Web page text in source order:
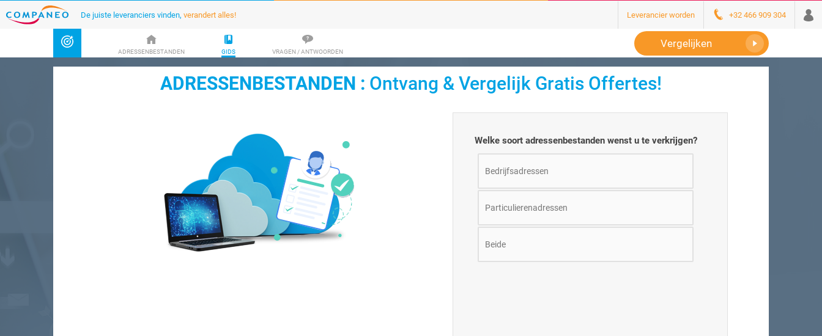
De juiste leveranciers vinden, verandert alles! Leverancier worden +32 466 909 304
ADRESSENBESTANDEN GIDS VRAGEN / ANTWOORDEN
Vergelijken
ADRESSENBESTANDEN : Ontvang & Vergelijk Gratis Offertes!
Welke soort adressenbestanden wenst u te verkrijgen?
Bedrijfsadressen
Particulierenadressen
Beide